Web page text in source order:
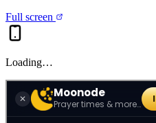
Full screen
Loading…